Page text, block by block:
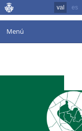
val es
Menú
Agenda